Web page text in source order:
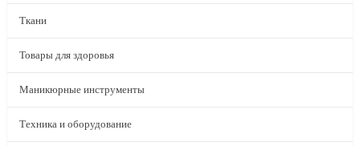
Ткани
Товары для здоровья
Маникюрные инструменты
Техника и оборудование